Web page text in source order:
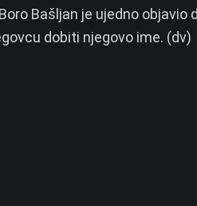
Bašljan je ujedno objavio
dobiti njegovo ime. (dv)